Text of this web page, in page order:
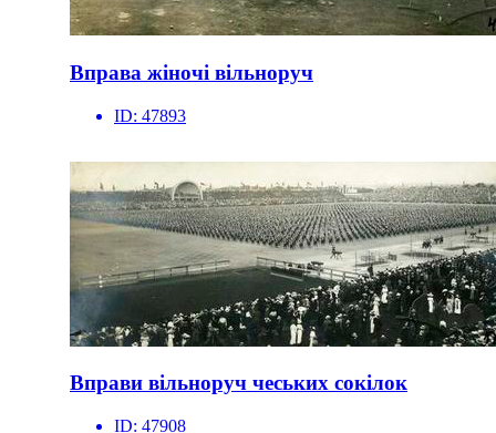
Вправа жіночі вільноруч
ID: 47893
Вправи вільноруч чеських сокілок
ID: 47908